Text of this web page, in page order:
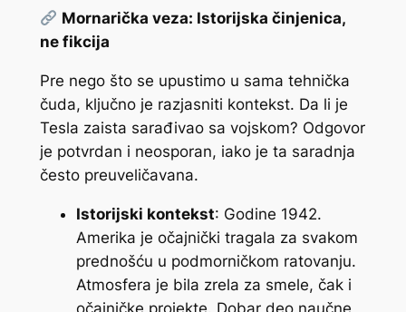
Mornarička veza: Istorijska činjenica,
ne fikcija
Pre nego što se upustimo u sama tehnička
čuda, ključno je razjasniti kontekst. Da li je
Tesla zaista sarađivao sa vojskom? Odgovor
je potvrdan i neosporan, iako je ta saradnja
često preuveličavana.
Istorijski kontekst: Godine 1942.
Amerika je očajnički tragala za svakom
prednošću u podmorničkom ratovanju.
Atmosfera je bila zrela za smele, čak i
očajničke projekte. Dobar deo naučne